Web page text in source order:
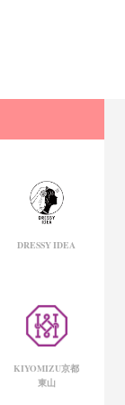
DRESSY IDEA
KIYOMIZU京都
東山